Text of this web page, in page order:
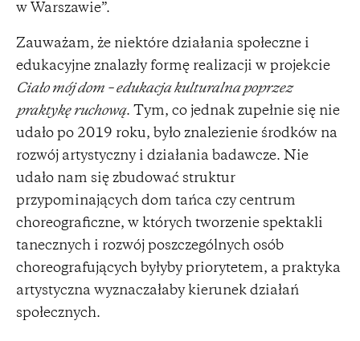
w Warszawie”.
Zauważam, że niektóre działania społeczne i
edukacyjne znalazły formę realizacji w projekcie
Ciało mój dom – edukacja kulturalna poprzez
praktykę ruchową. Tym, co jednak zupełnie się nie
udało po 2019 roku, było znalezienie środków na
rozwój artystyczny i działania badawcze. Nie
udało nam się zbudować struktur
przypominających dom tańca czy centrum
choreograficzne, w których tworzenie spektakli
tanecznych i rozwój poszczególnych osób
choreografujących byłyby priorytetem, a praktyka
artystyczna wyznaczałaby kierunek działań
społecznych.